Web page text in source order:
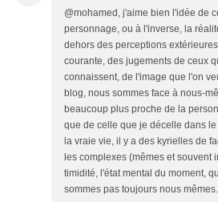
@mohamed, j'aime bien l'idée de
personnage, ou à l'inverse, la
dehors des perceptions
courante, des jugements de ceux
connaissent, de l'image que l'on
blog, nous sommes face à nous-
beaucoup plus proche de la
que de celle que je décelle dans
la vraie vie, il y a des kyrielles de
les complexes (mêmes et souvent
timidité, l'état mental du moment,
sommes pas toujours nous mêmes.